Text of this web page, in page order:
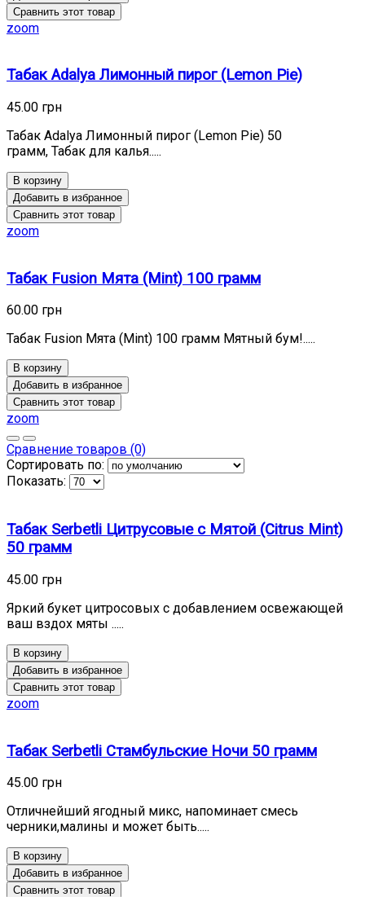
Сравнить этот товар
zoom
Табак Adalya Лимонный пирог (Lemon Pie)
45.00 грн
Табак Adalya Лимонный пирог (Lemon Pie) 50
грамм, Табак для калья.....
В корзину
Добавить в избранное
Сравнить этот товар
zoom
Табак Fusion Мята (Mint) 100 грамм
60.00 грн
Табак Fusion Мята (Mint) 100 грамм Мятный бум!.....
В корзину
Добавить в избранное
Сравнить этот товар
zoom
Сравнение товаров (0)
Сортировать по:
Показать:
Табак Serbetli Цитрусовые с Мятой (Citrus Mint)
50 грамм
45.00 грн
Яркий букет цитросовых с добавлением освежающей
ваш вздох мяты .....
В корзину
Добавить в избранное
Сравнить этот товар
zoom
Табак Serbetli Стамбульские Ночи 50 грамм
45.00 грн
Отличнейший ягодный микс, напоминает смесь
черники,малины и может быть.....
В корзину
Добавить в избранное
Сравнить этот товар